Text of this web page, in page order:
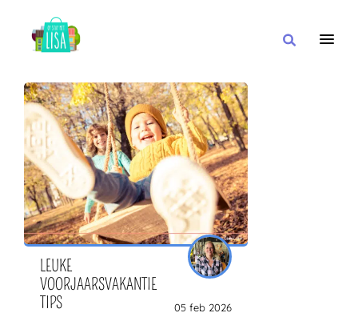
IN DE BUURT VAN
LEUKE
VOORJAARSVAKANTIE
TIPS
05 feb 2026